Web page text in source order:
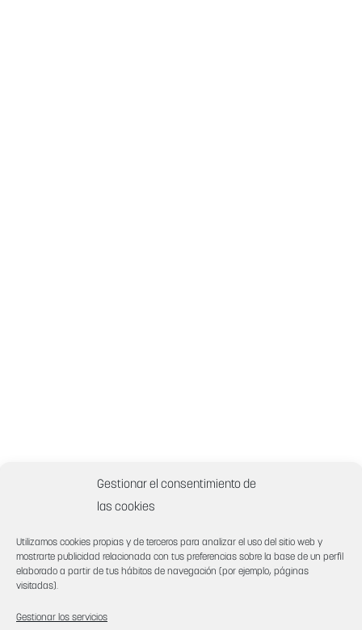
Gestionar el consentimiento de
las cookies
Utilizamos cookies propias y de terceros para analizar el uso del sitio web y
mostrarte publicidad relacionada con tus preferencias sobre la base de un perfil
elaborado a partir de tus hábitos de navegación (por ejemplo, páginas
visitadas).
Gestionar los servicios